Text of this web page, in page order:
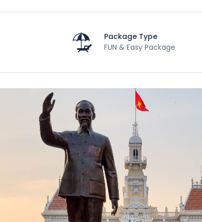
Package Type
FUN & Easy Package